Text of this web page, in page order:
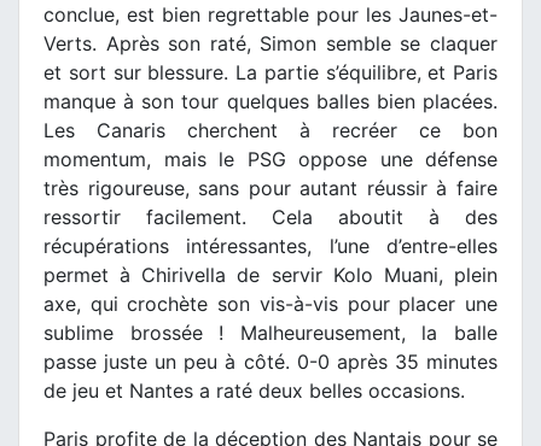
conclue, est bien regrettable pour les Jaunes-et-
Verts. Après son raté, Simon semble se claquer
et sort sur blessure. La partie s’équilibre, et Paris
manque à son tour quelques balles bien placées.
Les Canaris cherchent à recréer ce bon
momentum, mais le PSG oppose une défense
très rigoureuse, sans pour autant réussir à faire
ressortir facilement. Cela aboutit à des
récupérations intéressantes, l’une d’entre-elles
permet à Chirivella de servir Kolo Muani, plein
axe, qui crochète son vis-à-vis pour placer une
sublime brossée ! Malheureusement, la balle
passe juste un peu à côté. 0-0 après 35 minutes
de jeu et Nantes a raté deux belles occasions.
Paris profite de la déception des Nantais pour se